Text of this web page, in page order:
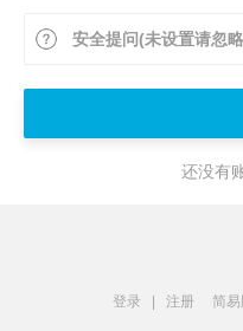
安全提问(未设置请忽
还没有
登录 注册 简易